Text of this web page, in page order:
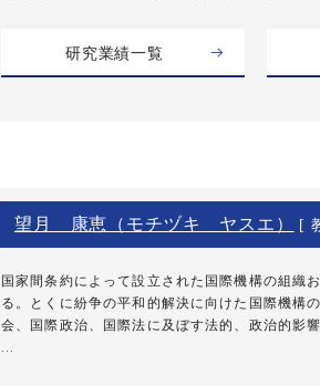
研究業績一覧
望月 康恵（モチヅキ ヤスエ） [
国家間条約によって設立された国際機構の組織
る。とくに紛争の平和的解決に向けた国際機構
会、国際政治、国際法に及ぼす法的、政治的影